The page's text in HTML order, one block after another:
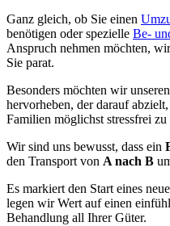
Ganz gleich, ob Sie einen
benötigen oder spezielle Be-
Anspruch nehmen möchten,
Sie parat.
Besonders möchten wir unseren
hervorheben, der darauf
Familien möglichst stressfrei zu
Wir sind uns bewusst, dass ein
den Transport von A nach B
Es markiert den Start eines
legen wir Wert auf einen
Behandlung all Ihrer Güter.